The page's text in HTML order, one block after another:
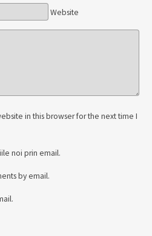
Website
in this browser for the next time I
noi prin email.
by email.